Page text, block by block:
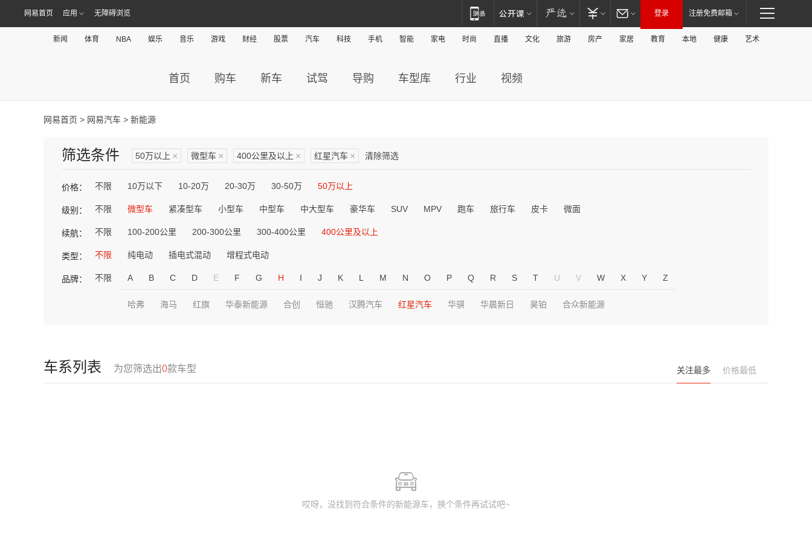
网易首页 应用 无障碍浏览 登录 注册免费邮箱
新闻 体育 NBA 娱乐 音乐 游戏 财经 股票 汽车 科技 手机 智能 家电 时尚 直播 文化 旅游 房产 家居 教育 本地 健康 艺术
首页 购车 新车 试驾 导购 车型库 行业 视频
网易首页 > 网易汽车 > 新能源
筛选条件 50万以上 × 微型车 × 400公里及以上 × 红星汽车 × 清除筛选
价格： 不限 10万以下 10-20万 20-30万 30-50万 50万以上
级别： 不限 微型车 紧凑型车 小型车 中型车 中大型车 豪华车 SUV MPV 跑车 旅行车 皮卡 微面
续航： 不限 100-200公里 200-300公里 300-400公里 400公里及以上
类型： 不限 纯电动 插电式混动 增程式电动
品牌： 不限 A B C D E F G H I J K L M N O P Q R S T U V W X Y Z
哈弗 海马 红旗 华泰新能源 合创 恒驰 汉腾汽车 红星汽车 华骐 华晨新日 昊铂 合众新能源
车系列表 为您筛选出0款车型 关注最多 价格最低
哎呀，没找到符合条件的新能源车，换个条件再试试吧~